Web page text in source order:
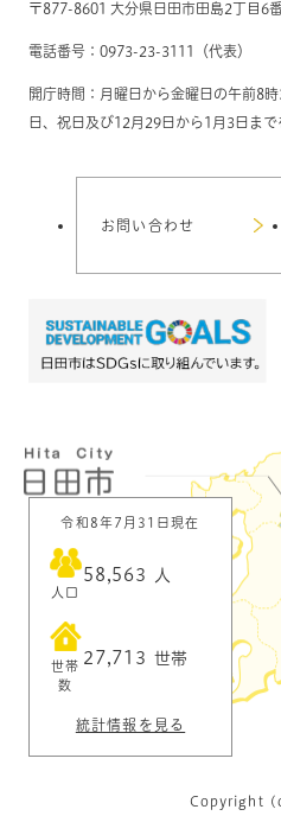
〒877-8601 大分県日田市田島2丁目6
電話番号：0973-23-3111（代表）
開庁時間：月曜日から金曜日の午前8
日、祝日及び12月29日から1月3日まで
お問い合わせ
令和8年7月31日現在
人口
58,563 人
世帯
数
27,713 世帯
統計情報を見る
Copyright